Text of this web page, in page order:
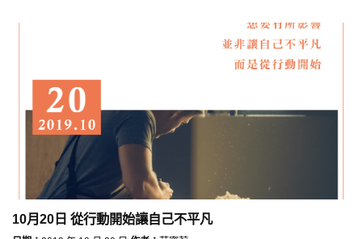
10月20日 從行動開始讓自己不平凡